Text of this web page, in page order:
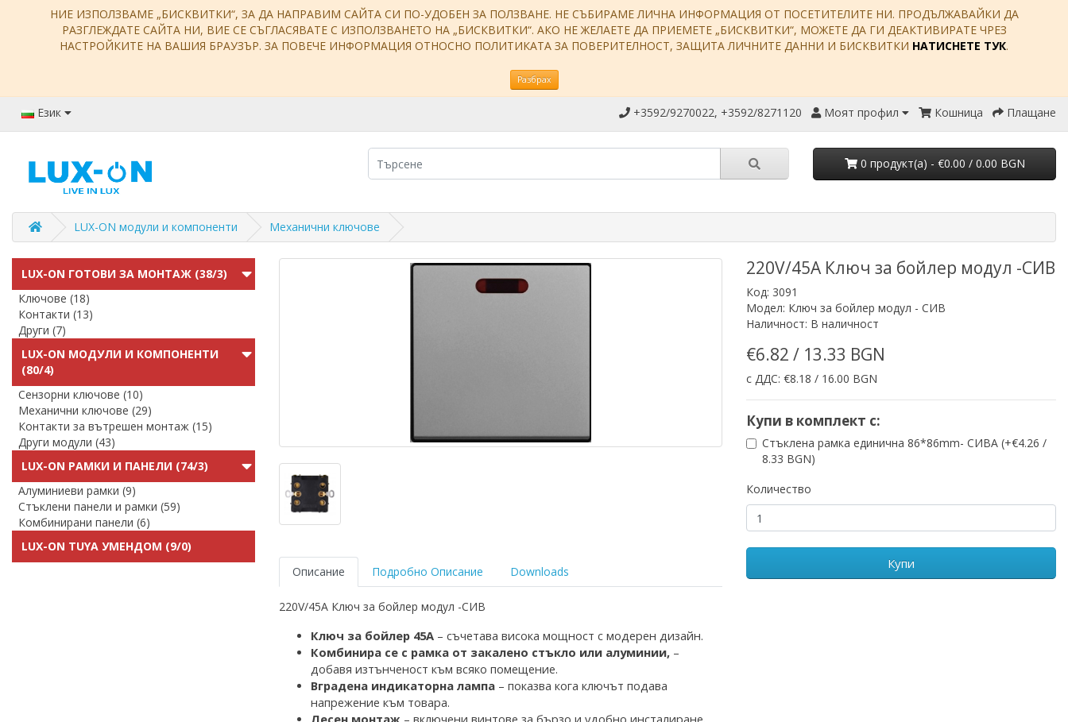
НИЕ ИЗПОЛЗВАМЕ „БИСКВИТКИ“, ЗА ДА НАПРАВИМ САЙТА СИ ПО-УДОБЕН ЗА ПОЛЗВАНЕ. НЕ СЪБИРАМЕ ЛИЧНА ИНФОРМАЦИЯ ОТ ПОСЕТИТЕЛИТЕ НИ. ПРОДЪЛЖАВАЙКИ ДА
РАЗГЛЕЖДАТЕ САЙТА НИ, ВИЕ СЕ СЪГЛАСЯВАТЕ С ИЗПОЛЗВАНЕТО НА „БИСКВИТКИ“. АКО НЕ ЖЕЛАЕТЕ ДА ПРИЕМЕТЕ „БИСКВИТКИ“, МОЖЕТЕ ДА ГИ ДЕАКТИВИРАТЕ ЧРЕЗ
НАСТРОЙКИТЕ НА ВАШИЯ БРАУЗЪР. ЗА ПОВЕЧЕ ИНФОРМАЦИЯ ОТНОСНО ПОЛИТИКАТА ЗА ПОВЕРИТЕЛНОСТ, ЗАЩИТА ЛИЧНИТЕ ДАННИ И БИСКВИТКИ НАТИСНЕТЕ ТУК.
Разбрах
Език +3592/9270022, +3592/8271120 Моят профил Кошница Плащане
0 продукт(a) - €0.00 / 0.00 BGN
LUX-ON модули и компоненти Механични ключове
LUX-ON ГОТОВИ ЗА МОНТАЖ (38/3)
Ключове (18)
Контакти (13)
Други (7)
LUX-ON МОДУЛИ И КОМПОНЕНТИ
(80/4)
Сензорни ключове (10)
Механични ключове (29)
Контакти за вътрешен монтаж (15)
Други модули (43)
LUX-ON РАМКИ И ПАНЕЛИ (74/3)
Алуминиеви рамки (9)
Стъклени панели и рамки (59)
Комбинирани панели (6)
LUX-ON TUYA УМЕНДОМ (9/0)
Описание
Подробно Описание Downloads
220V/45A Ключ за бойлер модул -СИВ
Ключ за бойлер 45А – съчетава висока мощност с модерен дизайн.
Комбинира се с рамка от закалено стъкло или алуминии, –
добавя изтънченост към всяко помещение.
Вградена индикаторна лампа – показва кога ключът подава
напрежение към товара.
220V/45A Ключ за бойлер модул -СИВ
Код: 3091
Модел: Ключ за бойлер модул - СИВ
Наличност: В наличност
€6.82 / 13.33 BGN
с ДДС: €8.18 / 16.00 BGN
Купи в комплект с:
Стъклена рамка единична 86*86mm- СИВА (+€4.26 /
8.33 BGN)
Количество
Купи